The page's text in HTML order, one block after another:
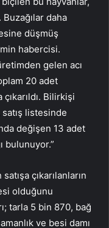
daha
düşmüş
habercisi.
gelen acı
20 adet
Bilirkişi
listesinde
değişen 13 adet
bulunuyor.”
çıkarılanların
olduğunu
tarla 5 bin 870, bağ
ve besi damı